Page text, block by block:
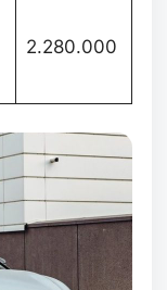
2.280.000